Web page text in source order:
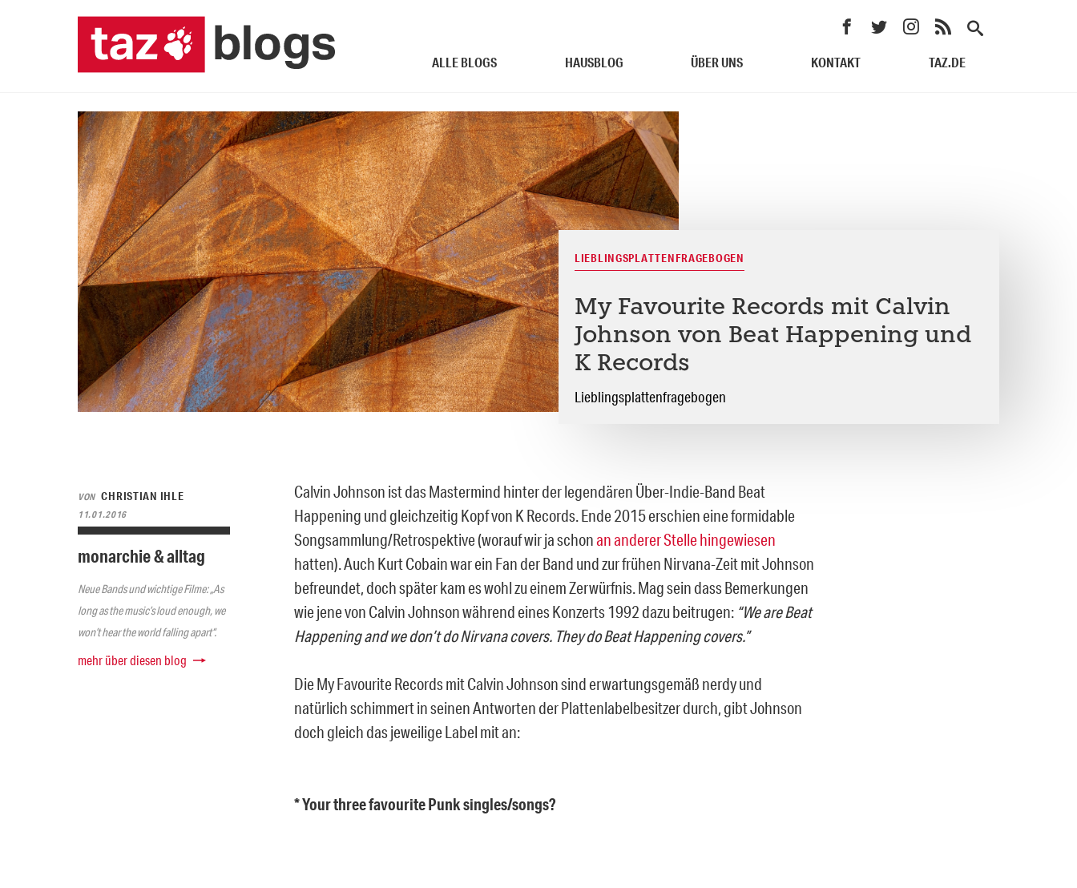
ALLE BLOGS HAUSBLOG ÜBER UNS KONTAKT TAZ.DE
LIEBLINGSPLATTENFRAGEBOGEN
My Favourite Records mit Calvin
Johnson von Beat Happening und
K Records
Lieblingsplattenfragebogen
VON CHRISTIAN IHLE
11.01.2016
monarchie & alltag
Neue Bands und wichtige Filme: „As
long as the music’s loud enough, we
won’t hear the world falling apart“.
mehr über diesen blog
Calvin Johnson ist das Mastermind hinter der legendären Über-Indie-Band Beat
Happening und gleichzeitig Kopf von K Records. Ende 2015 erschien eine formidable
Songsammlung/Retrospektive (worauf wir ja schonan anderer Stelle hingewiesen
hatten). Auch Kurt Cobain war ein Fan der Band und zur frühen Nirvana-Zeit mit Johnson
befreundet, doch später kam es wohl zu einem Zerwürfnis. Mag sein dass Bemerkungen
wie jene von Calvin Johnson während eines Konzerts 1992 dazu beitrugen: “We are Beat
Happening and we don’t do Nirvana covers. They do Beat Happening covers.”
Die My Favourite Records mit Calvin Johnson sind erwartungsgemäß nerdy und
natürlich schimmert in seinen Antworten der Plattenlabelbesitzer durch, gibt Johnson
doch gleich das jeweilige Label mit an:
* Your three favourite Punk singles/songs?